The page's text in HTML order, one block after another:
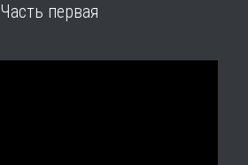
Часть первая